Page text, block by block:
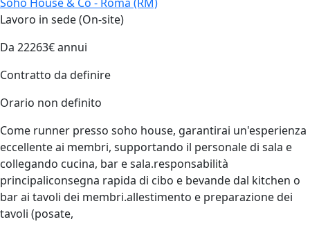
Lavoro in sede (On-site)
Da 22263€ annui
Contratto da definire
Orario non definito
Come runner presso soho house, garantirai un'esperienza
eccellente ai membri, supportando il personale di sala e
collegando cucina, bar e sala.responsabilità
principaliconsegna rapida di cibo e bevande dal kitchen o
bar ai tavoli dei membri.allestimento e preparazione dei
tavoli (posate,